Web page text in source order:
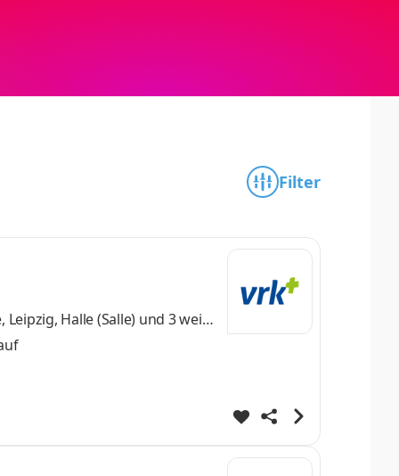
Filter
Halle (Salle) und 3 weite
eine
auf